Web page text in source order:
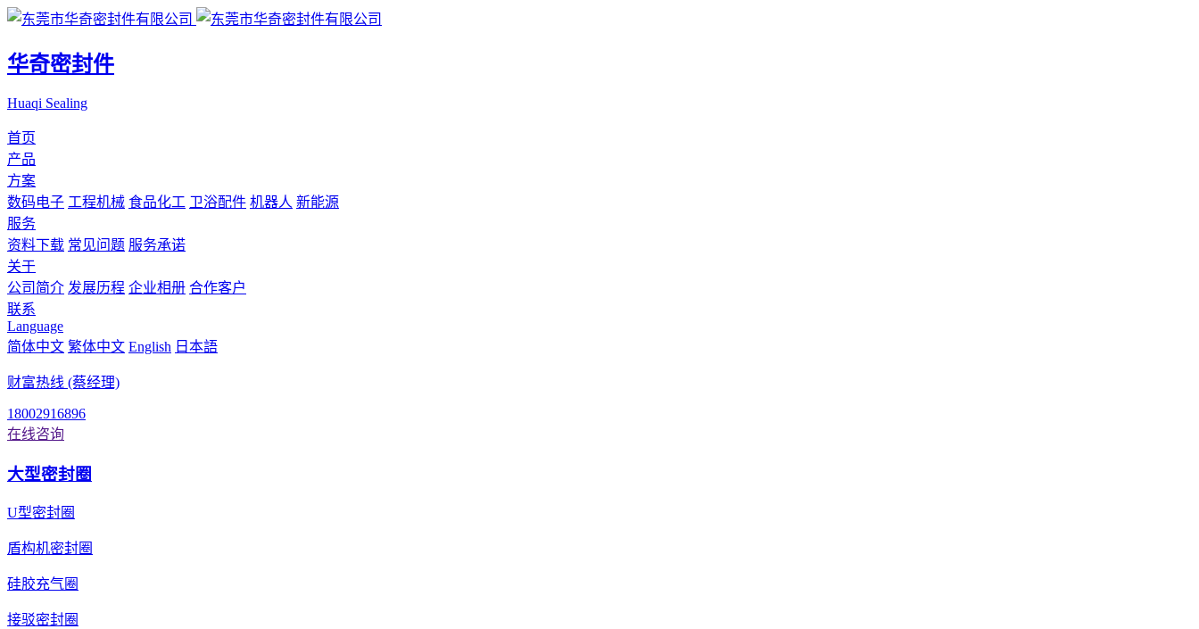
华奇密封件
Huaqi Sealing
首页
产品
方案
数码电子 工程机械 食品化工 卫浴配件 机器人 新能源
服务
资料下载 常见问题 服务承诺
关于
公司简介 发展历程 企业相册 合作客户
联系
Language
简体中文 繁体中文 English 日本語
财富热线 (蔡经理)
18002916896
在线咨询
大型密封圈
U型密封圈
盾构机密封圈
硅胶充气圈
接驳密封圈